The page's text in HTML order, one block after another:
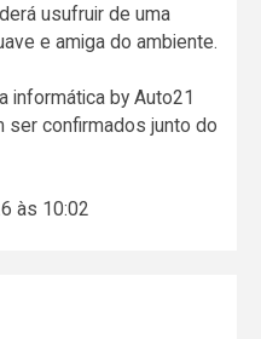
usufruir de uma
e amiga do ambiente.
informática by Auto21
confirmados junto do
às 10:02